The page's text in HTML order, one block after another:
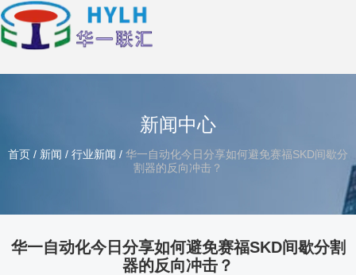
新闻中心
首页 / 新闻 / 行业新闻 / 华一自动化今日分享如何避免赛福SKD间歇分
割器的反向冲击？
华一自动化今日分享如何避免赛福SKD间歇分割
器的反向冲击？